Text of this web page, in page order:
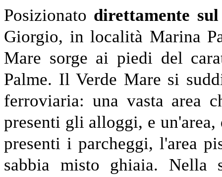
Posizionato direttamente
Giorgio, in località Marina
Mare sorge ai piedi del
Palme. Il Verde Mare si
ferroviaria: una vasta area
presenti gli alloggi, e
presenti i parcheggi, l'area
sabbia misto ghiaia. Nella